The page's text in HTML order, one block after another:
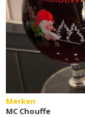
Merken
MC Chouffe